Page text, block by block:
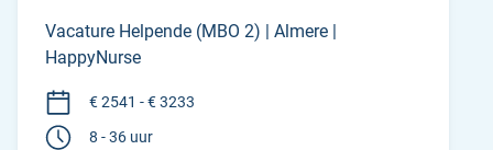
Vacature Helpende (MBO 2) | Almere |
HappyNurse
€ 2541 - € 3233
8 - 36 uur